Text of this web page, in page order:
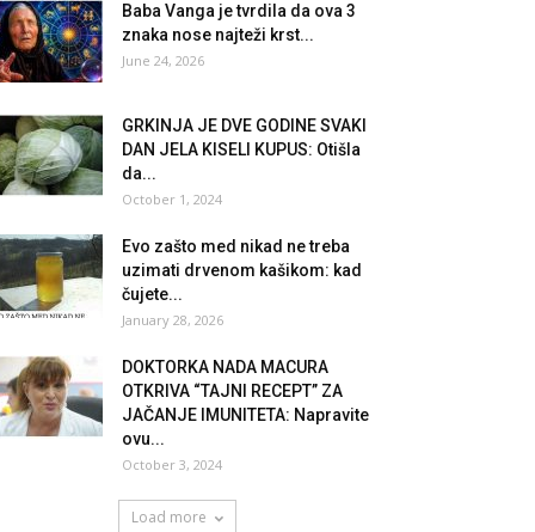
Baba Vanga je tvrdila da ova 3
znaka nose najteži krst...
June 24, 2026
GRKINJA JE DVE GODINE SVAKI
DAN JELA KISELI KUPUS: Otišla
da...
October 1, 2024
Evo zašto med nikad ne treba
uzimati drvenom kašikom: kad
čujete...
January 28, 2026
DOKTORKA NADA MACURA
OTKRIVA “TAJNI RECEPT” ZA
JAČANJE IMUNITETA: Napravite
ovu...
October 3, 2024
Load more